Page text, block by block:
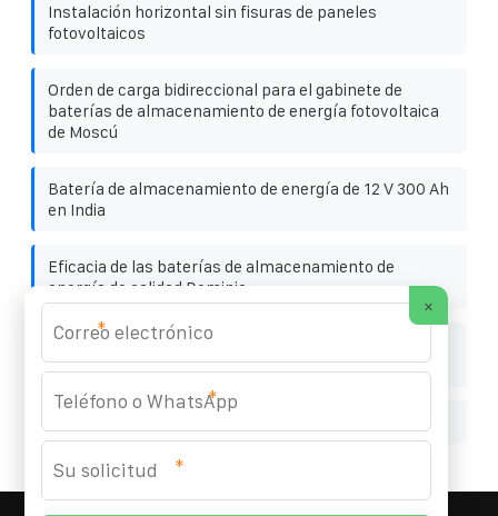
Instalación horizontal sin fisuras de paneles
fotovoltaicos
Orden de carga bidireccional para el gabinete de
baterías de almacenamiento de energía fotovoltaica
de Moscú
Batería de almacenamiento de energía de 12 V 300 Ah
en India
Eficacia de las baterías de almacenamiento de
energía de calidad Dominic
Hj solar telecomunicaciones gabinete integrado
complementariedad eólica y solar
×
*
*
*